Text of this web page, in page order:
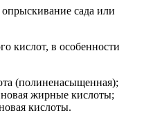
опрыскивание сада или
кислот, в особенности
(полиненасыщенная);
жирные кислоты;
кислоты.